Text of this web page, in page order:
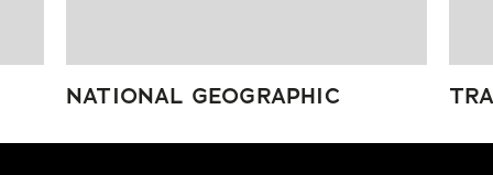
NATIONAL GEOGRAPHIC